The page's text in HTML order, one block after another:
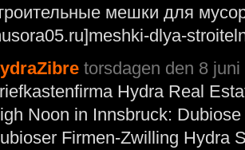
мешки для
dlya-
torsdagen den 8
Hydra Real
Noon in Innsbruck:
Firmen-Zwilling Hydra